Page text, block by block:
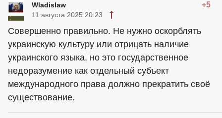
Wladislaw +5
11 августа 2025 20:23
Совершенно правильно. Не нужно оскорблять
украинскую культуру или отрицать наличие
украинского языка, но это государственное
недоразумение как отдельный субъект
международного права должно прекратить своё
существование.